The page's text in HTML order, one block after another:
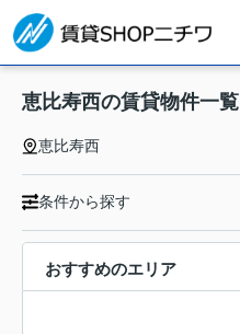
恵比寿西の賃貸物件一覧
恵比寿西
条件から探す
おすすめのエリア